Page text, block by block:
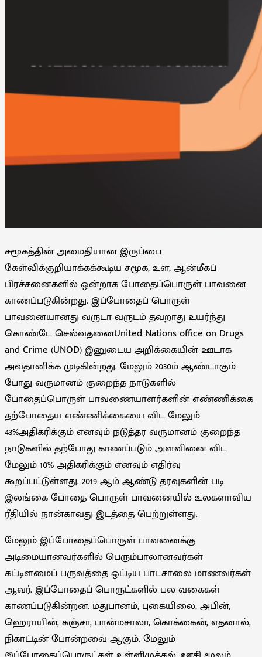
சமூகத்தின் அமைதியான இருப்பை
கேள்விக்குறியாக்கக்கூடிய சமூக, உள, ஆன்மீகப்
பிரச்சனைகளில் ஒன்றாக போதைப்பொருள் பாவனை
காணப்படுகின்றது. இப்போதைப் பொருள்
பாவனையானது வருடா வருடம் தவறாது உயர்ந்து
கொண்டே செல்வதனைUnited Nations office on Drugs
and Crime (UNOD) இனுடைய அறிக்கையின் ஊடாக
அவதானிக்க முடிகின்றது. மேலும் 2030ம் ஆண்டாகும்
போது வருமானம் குறைந்த நாடுகளில்
போதைப்பொருள் பாவணையாளர்களின் எண்ணிக்கை
தற்போதைய எண்ணிக்கையை விட மேலும்
43%அதிகரிக்கும் எனவும் நடுத்தர வருமானம் குறைந்த
நாடுகளில் தற்போது காணப்படும் அளவினை விட
மேலும் 10% அதிகரிக்கும் எனவும் எதிர்வு
கூறப்பட்டுள்ளது. 2019 ஆம் ஆண்டு தரவுகளின் படி
இலங்கை போதை பொருள் பாவனையில் உலகளாவிய
ரீதியில் நான்காவது இடத்தை பெற்றுள்ளது.
மேலும் இப்போதைப்பொருள் பாவனைக்கு
அடிமையானவர்களில் பெரும்பாலானவர்கள்
கட்டிளமைப் பருவத்தை ஒட்டிய பாடசாலை மாணவர்கள்
ஆவர். இப்போதைப் பொருட்களில் பல வகைகள்
காணப்படுகின்றன. மதுபானம், புகையிலை, அபின்,
ஹெராயின், கஞ்சா, பான்மசாலா, கொக்கைன், எதனால்,
நிகாட்டின் போன்றவை ஆகும். மேலும்